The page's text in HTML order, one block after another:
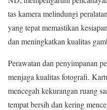
tas kamera melindungi
yang tepat memastikan
dan meningkatkan kualitas
Perawatan dan penyimpanan
menjaga kualitas fotografi.
mencegah kekurangan ruang
tempat bersih dan kering